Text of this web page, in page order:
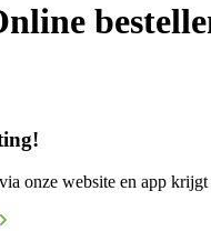
onze website en app